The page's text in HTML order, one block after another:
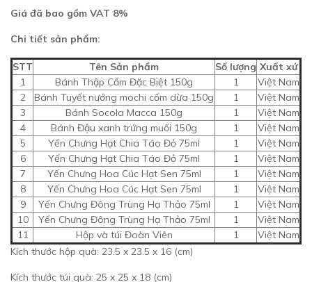
Giá đã bao gồm VAT 8%
Chi tiết sản phẩm:
STT Tên Sản phẩm Số lượng Xuất xứ
1
Bánh Thập Cẩm Đặc Biệt 150g 1
Việt Nam
2
Bánh Tuyết nướng mochi cốm dừa 150g 1
Việt Nam
3
Bánh Socola Macca 150g 1
Việt Nam
4
Bánh Đậu xanh trứng muối 150g 1
Việt Nam
5
Yến Chưng Hạt Chia Táo Đỏ 75ml 1
Việt Nam
6
Yến Chưng Hạt Chia Táo Đỏ 75ml 1
Việt Nam
7
Yến Chưng Hoa Cúc Hạt Sen 75ml 1
Việt Nam
8
Yến Chưng Hoa Cúc Hạt Sen 75ml 1
Việt Nam
9
Yến Chưng Đông Trùng Hạ Thảo 75ml 1
Việt Nam
10
Yến Chưng Đông Trùng Hạ Thảo 75ml 1
Việt Nam
11
Hộp và túi Đoàn Viên 1
Việt Nam
Kích thước hộp quà: 23.5 x 23.5 x 16 (cm)
Kích thước túi quà: 25 x 25 x 18 (cm)